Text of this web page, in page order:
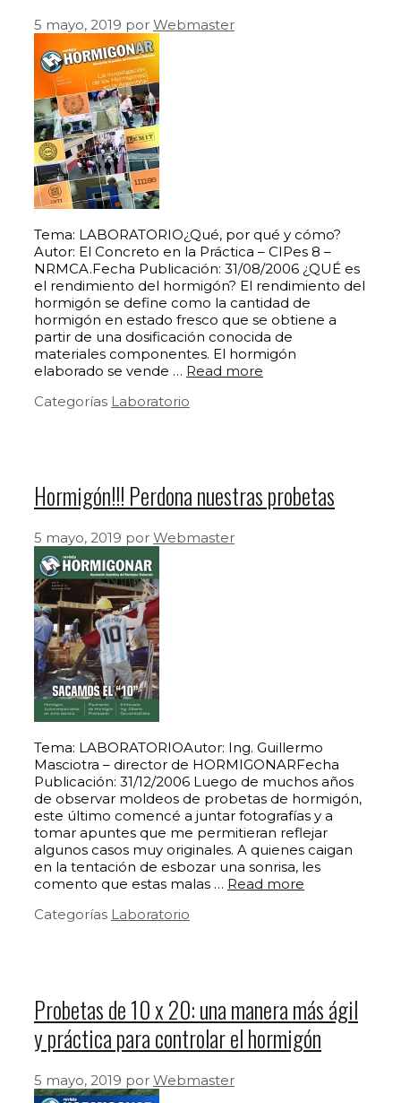
5 mayo, 2019 por Webmaster
Tema: LABORATORIO¿Qué, por qué y cómo?
Autor: El Concreto en la Práctica – CIPes 8 –
NRMCA.Fecha Publicación: 31/08/2006 ¿QUÉ es
el rendimiento del hormigón? El rendimiento del
hormigón se define como la cantidad de
hormigón en estado fresco que se obtiene a
partir de una dosificación conocida de
materiales componentes. El hormigón
elaborado se vende … Read more
Categorías Laboratorio
Hormigón!!! Perdona nuestras probetas
5 mayo, 2019 por Webmaster
Tema: LABORATORIOAutor: Ing. Guillermo
Masciotra – director de HORMIGONARFecha
Publicación: 31/12/2006 Luego de muchos años
de observar moldeos de probetas de hormigón,
este último comencé a juntar fotografías y a
tomar apuntes que me permitieran reflejar
algunos casos muy originales. A quienes caigan
en la tentación de esbozar una sonrisa, les
comento que estas malas … Read more
Categorías Laboratorio
Probetas de 10 x 20: una manera más ágil
y práctica para controlar el hormigón
5 mayo, 2019 por Webmaster